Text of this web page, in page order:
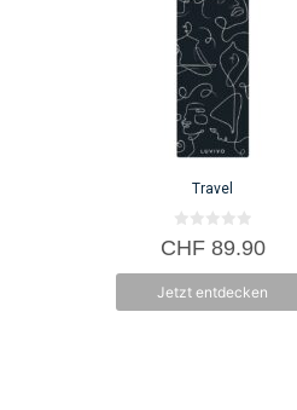
Travel
0
v
5
CHF89.90
Jetzt entdecken